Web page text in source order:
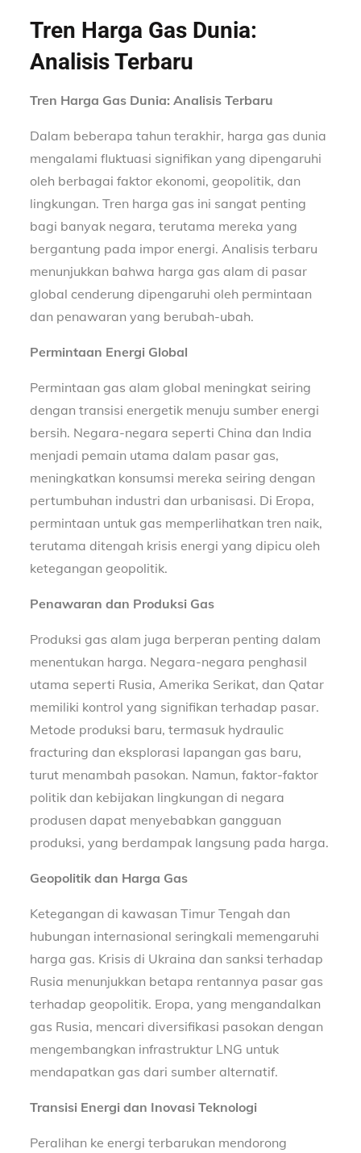
Tren Harga Gas Dunia:
Analisis Terbaru
Tren Harga Gas Dunia: Analisis Terbaru
Dalam beberapa tahun terakhir, harga gas dunia
mengalami fluktuasi signifikan yang dipengaruhi
oleh berbagai faktor ekonomi, geopolitik, dan
lingkungan. Tren harga gas ini sangat penting
bagi banyak negara, terutama mereka yang
bergantung pada impor energi. Analisis terbaru
menunjukkan bahwa harga gas alam di pasar
global cenderung dipengaruhi oleh permintaan
dan penawaran yang berubah-ubah.
Permintaan Energi Global
Permintaan gas alam global meningkat seiring
dengan transisi energetik menuju sumber energi
bersih. Negara-negara seperti China dan India
menjadi pemain utama dalam pasar gas,
meningkatkan konsumsi mereka seiring dengan
pertumbuhan industri dan urbanisasi. Di Eropa,
permintaan untuk gas memperlihatkan tren naik,
terutama ditengah krisis energi yang dipicu oleh
ketegangan geopolitik.
Penawaran dan Produksi Gas
Produksi gas alam juga berperan penting dalam
menentukan harga. Negara-negara penghasil
utama seperti Rusia, Amerika Serikat, dan Qatar
memiliki kontrol yang signifikan terhadap pasar.
Metode produksi baru, termasuk hydraulic
fracturing dan eksplorasi lapangan gas baru,
turut menambah pasokan. Namun, faktor-faktor
politik dan kebijakan lingkungan di negara
produsen dapat menyebabkan gangguan
produksi, yang berdampak langsung pada harga.
Geopolitik dan Harga Gas
Ketegangan di kawasan Timur Tengah dan
hubungan internasional seringkali memengaruhi
harga gas. Krisis di Ukraina dan sanksi terhadap
Rusia menunjukkan betapa rentannya pasar gas
terhadap geopolitik. Eropa, yang mengandalkan
gas Rusia, mencari diversifikasi pasokan dengan
mengembangkan infrastruktur LNG untuk
mendapatkan gas dari sumber alternatif.
Transisi Energi dan Inovasi Teknologi
Peralihan ke energi terbarukan mendorong